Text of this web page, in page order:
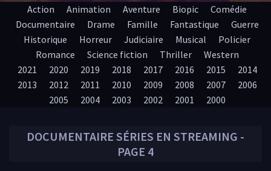
DOCUMENTAIRE SÉRIES EN STREAMING -
PAGE 4
Action Animation Aventure Biopic
Comédie
Documentaire
Drame Famille Fantastique
Guerre
Historique
Horreur Judiciaire Musical
Policier
Romance
Science fiction Thriller
Western
2021
2020 2019 2018 2017 2016 2015
2014
2013
2012 2011 2010 2009 2008 2007
2006
2005
2004 2003 2002 2001 2000